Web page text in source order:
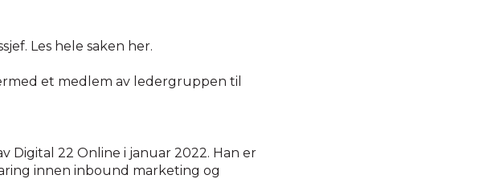
Les hele saken her.
et medlem av ledergruppen til
Digital 22 Online i januar 2022. Han er
innen inbound marketing og